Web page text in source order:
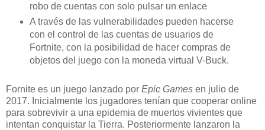
robo de cuentas con solo pulsar un enlace
A través de las vulnerabilidades pueden hacerse
con el control de las cuentas de usuarios de
Fortnite, con la posibilidad de hacer compras de
objetos del juego con la moneda virtual V-Buck.
Fornite es un juego lanzado por Epic Games en julio de
2017. Inicialmente los jugadores tenían que cooperar online
para sobrevivir a una epidemia de muertos vivientes que
intentan conquistar la Tierra. Posteriormente lanzaron la